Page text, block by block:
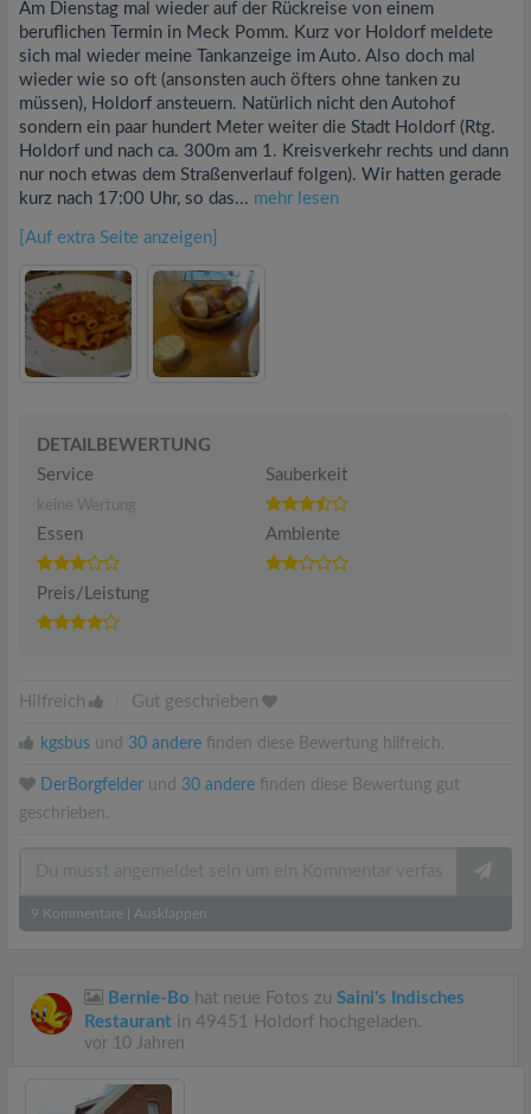
Am Dienstag mal wieder auf der Rückreise von einem
beruflichen Termin in Meck Pomm. Kurz vor Holdorf meldete
sich mal wieder meine Tankanzeige im Auto. Also doch mal
wieder wie so oft (ansonsten auch öfters ohne tanken zu
müssen), Holdorf ansteuern. Natürlich nicht den Autohof
sondern ein paar hundert Meter weiter die Stadt Holdorf (Rtg.
Holdorf und nach ca. 300m am 1. Kreisverkehr rechts und dann
nur noch etwas dem Straßenverlauf folgen). Wir hatten gerade
kurz nach 17:00 Uhr, so das... mehr lesen
[Auf extra Seite anzeigen]
DETAILBEWERTUNG
Service
keine Wertung
Sauberkeit
Essen Ambiente
Preis/Leistung
Hilfreich Gut geschrieben
kgsbus und 30 andere finden diese Bewertung hilfreich.
DerBorgfelder und 30 andere finden diese Bewertung gut
geschrieben.
9 Kommentare Ausklappen
Bernie-Bo hat neue Fotos zu Saini's Indisches
Restaurant in 49451 Holdorf hochgeladen.
vor 10 Jahren